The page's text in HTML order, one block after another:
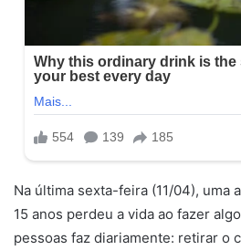
Na última sexta-feira (11/04), uma
15 anos perdeu a vida ao fazer
pessoas faz diariamente: retirar o